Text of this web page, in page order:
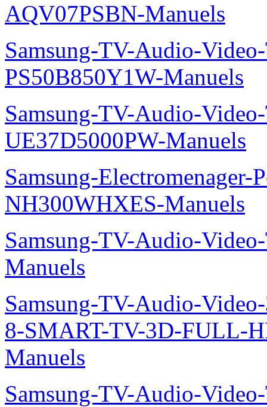
AQV07PSBN-Manuels
Samsung-TV-Audio-
PS50B850Y1W-Manuels
Samsung-TV-Audio-
UE37D5000PW-Manuels
Samsung-
NH300WHXES-Manuels
Samsung-TV-Audio-
Manuels
Samsung-TV-Audio-
8-SMART-TV-3D-FULL-
Manuels
Samsung-TV-Audio-